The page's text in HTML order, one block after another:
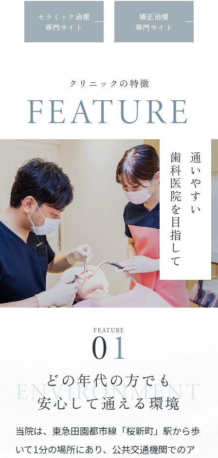
セラミック治療
専門サイト
矯正治療
専門サイト
クリニックの特徴
FEATURE
通いやすい
歯科医院を目指して
FEATURE
01
ENVIRONMENT
どの年代の方でも
安心して通える環境
当院は、東急田園都市線「桜新町」駅から歩
いて1分の場所にあり、 公共交通機関でのア